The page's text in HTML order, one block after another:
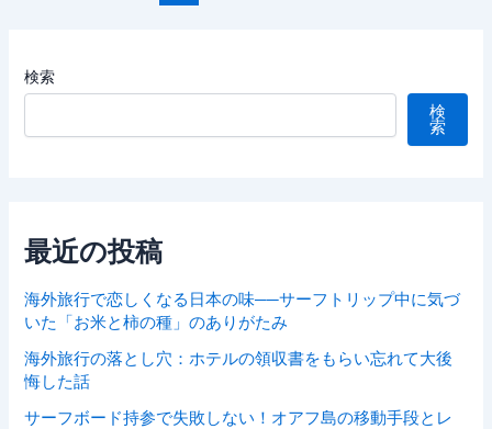
検索
検
索
最近の投稿
海外旅行で恋しくなる日本の味──サーフトリップ中に気づ
いた「お米と柿の種」のありがたみ
海外旅行の落とし穴：ホテルの領収書をもらい忘れて大後
悔した話
サーフボード持参で失敗しない！オアフ島の移動手段とレ